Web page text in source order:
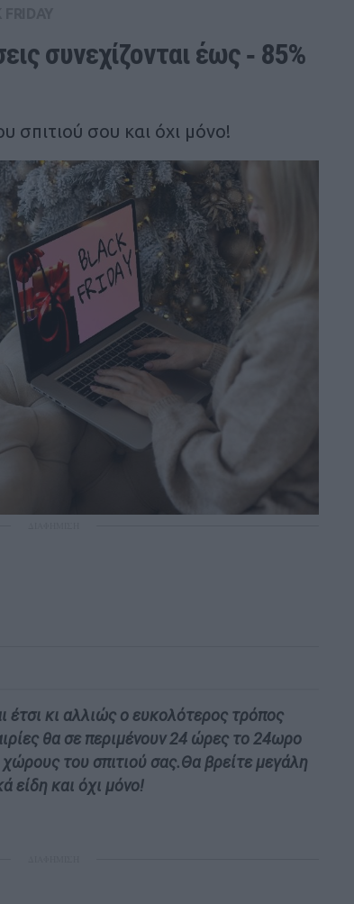
συνεχίζονται έως ‑ 85%
σπιτιού σου και όχι μόνο!
έτσι κι αλλιώς ο ευκολότερος τρόπος
θα σε περιμένουν 24 ώρες το 24ωρο
του σπιτιού σας.Θα βρείτε μεγάλη
είδη και όχι μόνο!